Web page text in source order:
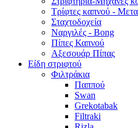
Τρίφτες καπνού -
Σταχτοδοχεία
Ναργιλές - Bong
Πίπες Καπνού
Αξεσουάρ Πίπας
Είδη στριφτού
Φιλτράκια
Παππού
Swan
Grekotabak
Filtraki